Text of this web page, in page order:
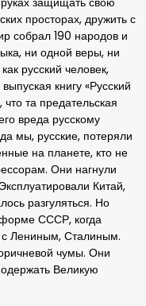
защищать свою
просторах, дружить с
собрал 190 народов и
ни одной веры, ни
русский человек,
книгу «Русский
та предательская
вреда русскому
мы, русские, потеряли
на планете, кто не
Они нагнули
Китай,
разгуляться. Но
СССР, когда
с Лениным, Сталиным.
чумы. Они
Великую